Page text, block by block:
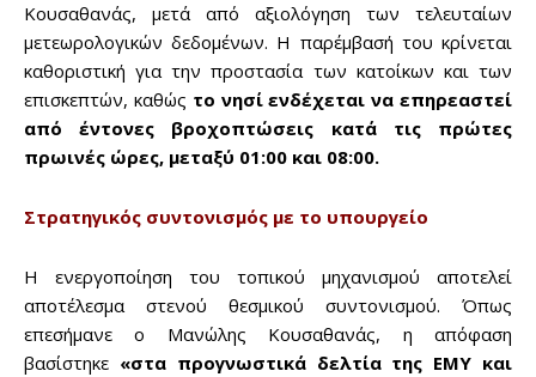
Κουσαθανάς, μετά από αξιολόγηση των τελευταίων
μετεωρολογικών δεδομένων. Η παρέμβασή του κρίνεται
καθοριστική για την προστασία των κατοίκων και των
επισκεπτών, καθώς το νησί ενδέχεται να επηρεαστεί
από έντονες βροχοπτώσεις κατά τις πρώτες
πρωινές ώρες, μεταξύ 01:00 και 08:00.
Στρατηγικός συντονισμός με το υπουργείο
Η ενεργοποίηση του τοπικού μηχανισμού αποτελεί
αποτέλεσμα στενού θεσμικού συντονισμού. Όπως
επεσήμανε ο Μανώλης Κουσαθανάς, η απόφαση
βασίστηκε «στα προγνωστικά δελτία της ΕΜΥ και